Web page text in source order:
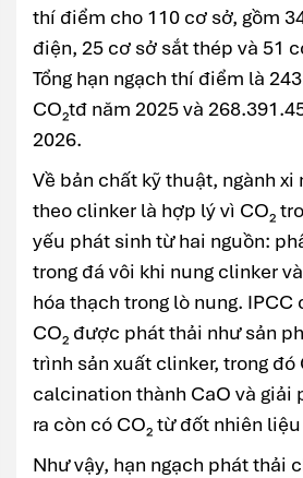
thí điểm cho 110 cơ sở, gồm
điện, 25 cơ sở sắt thép và 51
Tổng hạn ngạch thí điểm là
CO₂tđ năm 2025 và
2026.
Về bản chất kỹ thuật, ngành
theo clinker là hợp lý vì CO₂
yếu phát sinh từ hai nguồn:
trong đá vôi khi nung clinker
hóa thạch trong lò nung. IPCC
CO₂ được phát thải như sản
trình sản xuất clinker, trong đó
calcination thành CaO và giải
ra còn có CO₂ từ đốt nhiên
Như vậy, hạn ngạch phát thải